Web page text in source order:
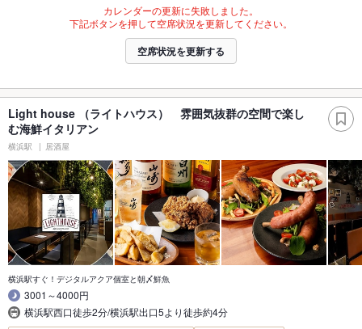
カレンダーの更新に失敗しました。
下記ボタンを押して空席状況を更新してください。
空席状況を更新する
Light house （ライトハウス） 雰囲気抜群の空間で楽し
む海鮮イタリアン
横浜駅 居酒屋
横浜駅すぐ！デジタルアクア個室と朝〆鮮魚
3001～4000円
横浜駅西口徒歩2分/横浜駅出口5より徒歩約4分